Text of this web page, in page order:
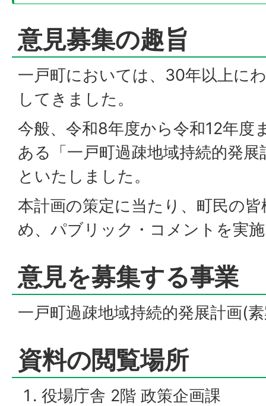
意見募集の趣旨
一戸町においては、30年以上に
してきました。
今般、令和8年度から令和12年度
ある「一戸町過疎地域持続的発
といたしました。
本計画の策定に当たり、町民の
め、パブリック・コメントを実
意見を募集する事業
一戸町過疎地域持続的発展計画(
資料の閲覧場所
役場庁舎 2階 政策企画課